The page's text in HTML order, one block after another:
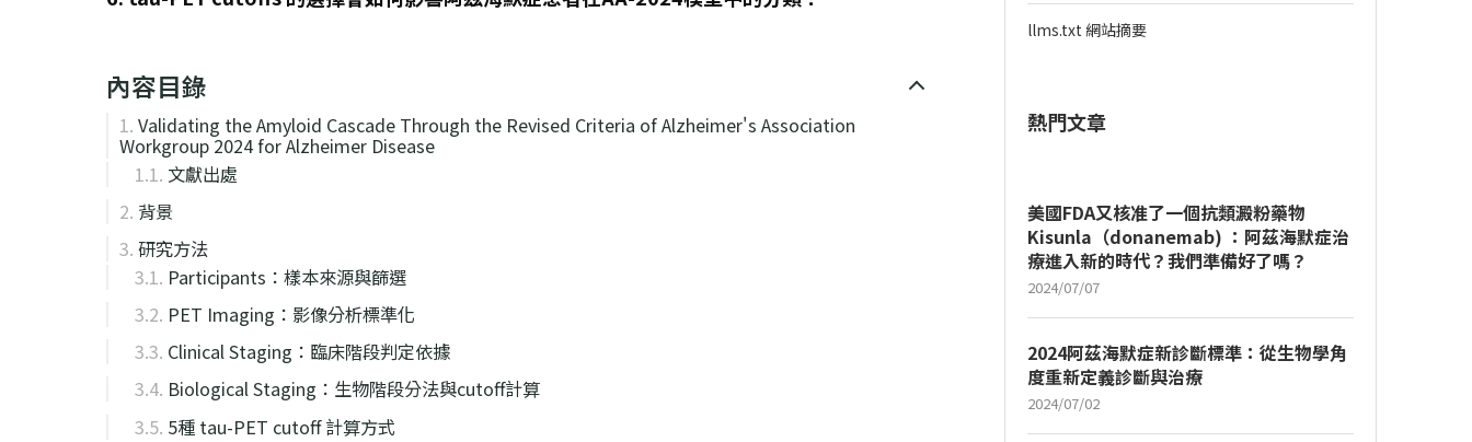
內容目錄
Validating the Amyloid Cascade Through the Revised Criteria of Alzheimer's Association
Workgroup 2024 for Alzheimer Disease
文獻出處
背景
研究方法
Participants：樣本來源與篩選
PET Imaging：影像分析標準化
Clinical Staging：臨床階段判定依據
Biological Staging：生物階段分法與cutoff計算
5種 tau-PET cutoff 計算方式
llms.txt 網站摘要
熱門文章
美國FDA又核准了一個抗類澱粉藥物
Kisunla（donanemab) ：阿茲海默症治
療進入新的時代？我們準備好了嗎？
2024/07/07
2024阿茲海默症新診斷標準：從生物學角
度重新定義診斷與治療
2024/07/02